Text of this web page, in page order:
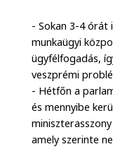
- Sokan 3-4 órát
munkaügyi
ügyfélfogadás,
veszprémi
- Hétfőn a
és mennyibe
amely szerinte